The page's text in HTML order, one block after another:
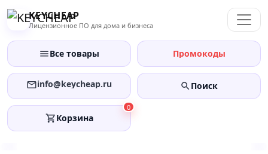
Перейти
KEYCHEAP
Лицензионное ПО для дома и бизнеса
Все товары Промокоды
info@keycheap.ru Поиск
0
Корзина